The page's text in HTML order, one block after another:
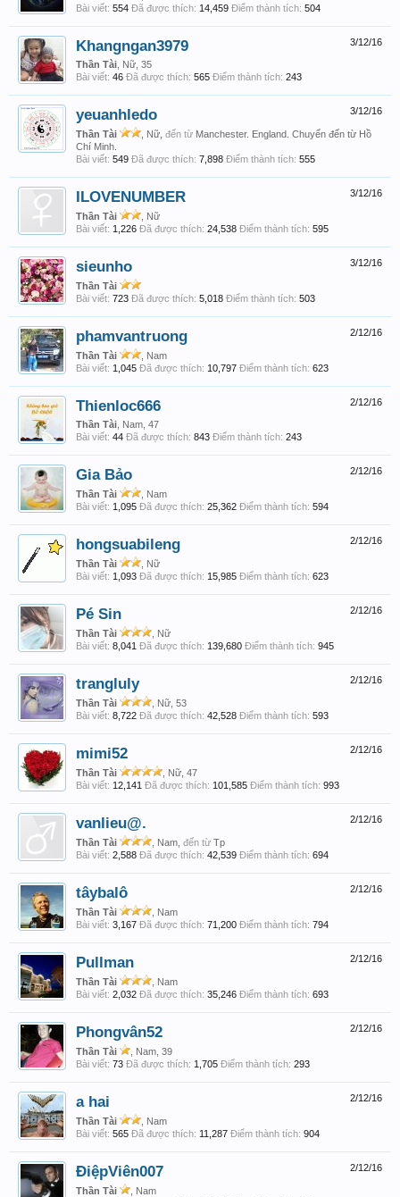
Bài viết: 554 Đã được thích: 14,459 Điểm thành tích: 504
3/12/16
Khangngan3979
Thần Tài , Nữ, 35
Bài viết: 46 Đã được thích: 565 Điểm thành tích: 243
3/12/16
yeuanhledo
Thần Tài , Nữ, đến từ Manchester. England. Chuyển đến từ Hồ
Chí Minh.
Bài viết: 549 Đã được thích: 7,898 Điểm thành tích: 555
3/12/16
ILOVENUMBER
Thần Tài
, Nữ
Bài viết: 1,226 Đã được thích: 24,538 Điểm thành tích: 595
3/12/16
sieunho
Thần Tài
Bài viết: 723 Đã được thích: 5,018 Điểm thành tích: 503
2/12/16
phamvantruong
Thần Tài
, Nam
Bài viết: 1,045 Đã được thích: 10,797 Điểm thành tích: 623
2/12/16
Thienloc666
Thần Tài , Nam, 47
Bài viết: 44 Đã được thích: 843 Điểm thành tích: 243
2/12/16
Gia Bảo
Thần Tài
, Nam
Bài viết: 1,095 Đã được thích: 25,362 Điểm thành tích: 594
2/12/16
hongsuabileng
Thần Tài
, Nữ
Bài viết: 1,093 Đã được thích: 15,985 Điểm thành tích: 623
2/12/16
Pé Sin
Thần Tài
, Nữ
Bài viết: 8,041 Đã được thích: 139,680 Điểm thành tích: 945
2/12/16
trangluly
Thần Tài
, Nữ, 53
Bài viết: 8,722 Đã được thích: 42,528 Điểm thành tích: 593
2/12/16
mimi52
Thần Tài
, Nữ, 47
Bài viết: 12,141 Đã được thích: 101,585 Điểm thành tích: 993
2/12/16
vanlieu@.
Thần Tài , Nam, đến từ Tp
Bài viết: 2,588 Đã được thích: 42,539 Điểm thành tích: 694
2/12/16
tâybalô
Thần Tài
, Nam
Bài viết: 3,167 Đã được thích: 71,200 Điểm thành tích: 794
2/12/16
Pullman
Thần Tài
, Nam
Bài viết: 2,032 Đã được thích: 35,246 Điểm thành tích: 693
2/12/16
Phongvân52
Thần Tài
, Nam, 39
Bài viết: 73 Đã được thích: 1,705 Điểm thành tích: 293
2/12/16
a hai
Thần Tài
, Nam
Bài viết: 565 Đã được thích: 11,287 Điểm thành tích: 904
2/12/16
ĐiệpViên007
Thần Tài
, Nam